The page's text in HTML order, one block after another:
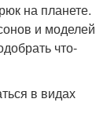
на планете.
и моделей
что-
в видах